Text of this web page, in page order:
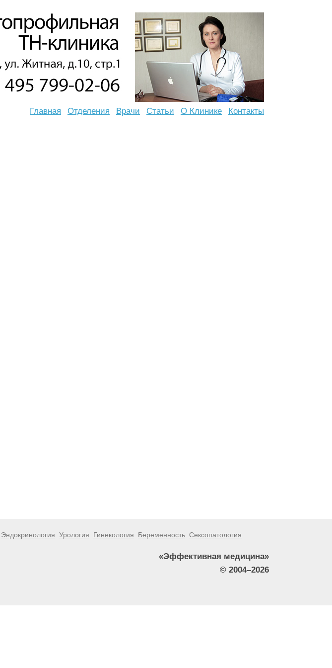
Главная Отделения Врачи Статьи О Клинике Контакты
Эндокринология Урология Гинекология Беременность Сексопатология
«Эффективная медицина»
© 2004–2026